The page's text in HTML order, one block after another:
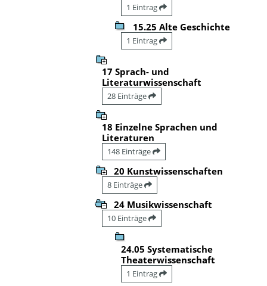
1 Eintrag
15.25 Alte Geschichte
1 Eintrag
17 Sprach- und
Literaturwissenschaft
28 Einträge
18 Einzelne Sprachen und
Literaturen
148 Einträge
20 Kunstwissenschaften
8 Einträge
24 Musikwissenschaft
10 Einträge
24.05 Systematische
Theaterwissenschaft
1 Eintrag